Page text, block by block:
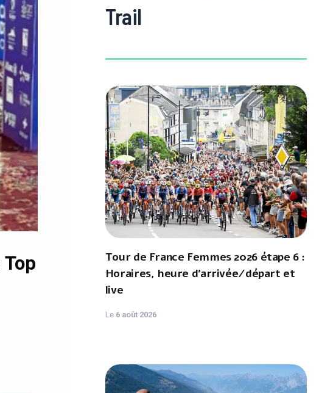
Trail
Tour de France Femmes 2026 étape 6 :
Horaires, heure d'arrivée/départ et
live
Le 6 août 2026